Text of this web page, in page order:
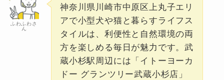
ふわふわさ
ん
神奈川県川崎市中原区上丸子エリ
アで小型犬や猫と暮らすライフス
タイルは、利便性と自然環境の両
方を楽しめる毎日が魅力です。武
蔵小杉駅周辺には「イトーヨーカ
ドー グランツリー武蔵小杉店」